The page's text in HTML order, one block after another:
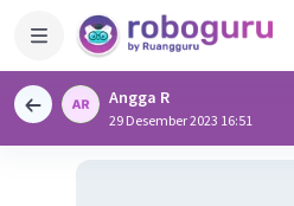
Angga R
29 Desember 2023 16:51